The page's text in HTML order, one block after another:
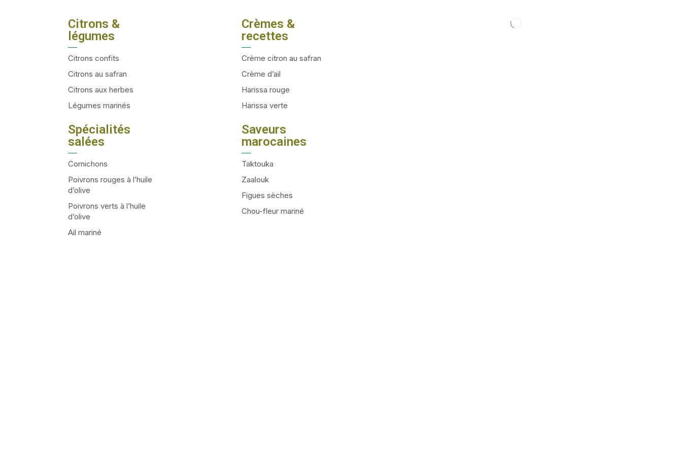
Citrons &
légumes
Citrons confits
Citrons au safran
Citrons aux herbes
Légumes marinés
Spécialités
salées
Cornichons
Poivrons rouges à l’huile
d’olive
Poivrons verts à l’huile
d’olive
Ail mariné
Crèmes &
recettes
Crème citron au safran
Crème d’ail
Harissa rouge
Harissa verte
Saveurs
marocaines
Taktouka
Zaalouk
Figues sèches
Chou-fleur mariné